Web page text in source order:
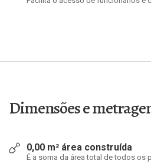
Dimensões e
0,00 m² área construída
É a soma da área total de todos os